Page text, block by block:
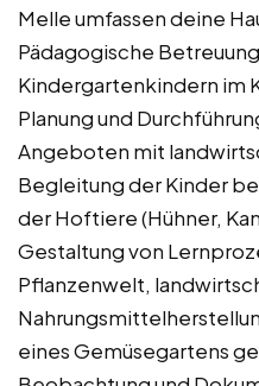
Melle umfassen deine
Pädagogische
Kindergartenkindern im
Planung und
Angeboten mit
Begleitung der Kinder
der Hoftiere (Hühner,
Gestaltung von
Pflanzenwelt,
eines Gemüsegartens